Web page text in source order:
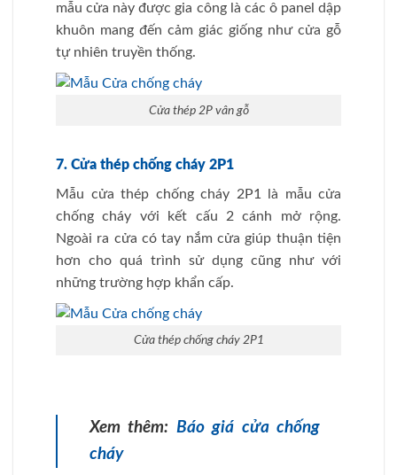
mẫu cửa này được gia công là các ô panel dập
khuôn mang đến cảm giác giống như cửa gỗ
tự nhiên truyền thống.
Cửa thép 2P vân gỗ
7. Cửa thép chống cháy 2P1
Mẫu cửa thép chống cháy 2P1 là mẫu cửa
chống cháy với kết cấu 2 cánh mở rộng.
Ngoài ra cửa có tay nắm cửa giúp thuận tiện
hơn cho quá trình sử dụng cũng như với
những trường hợp khẩn cấp.
Cửa thép chống cháy 2P1
Xem thêm: Báo giá cửa chống
cháy